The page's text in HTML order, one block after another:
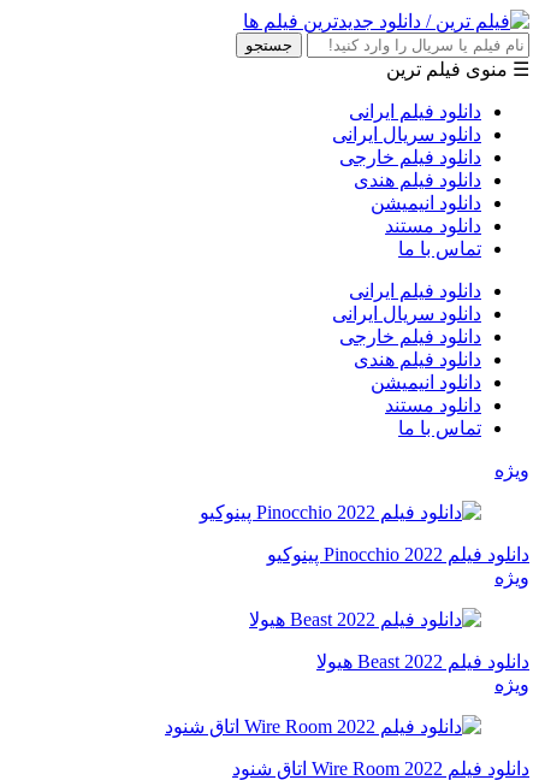
جستجو
☰ منوی فیلم ترین
دانلود فیلم ایرانی
دانلود سریال ایرانی
دانلود فیلم خارجی
دانلود فیلم هندی
دانلود انیمیشن
دانلود مستند
تماس با ما
دانلود فیلم ایرانی
دانلود سریال ایرانی
دانلود فیلم خارجی
دانلود فیلم هندی
دانلود انیمیشن
دانلود مستند
تماس با ما
ویژه
دانلود فیلم Pinocchio 2022 پینوکیو
ویژه
دانلود فیلم Beast 2022 هیولا
ویژه
دانلود فیلم Wire Room 2022 اتاق شنود